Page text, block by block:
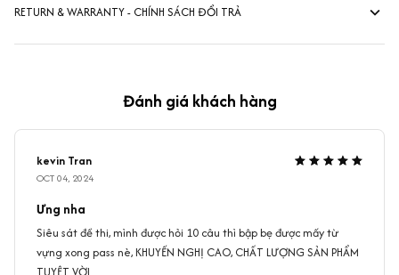
RETURN & WARRANTY - CHÍNH SÁCH ĐỔI TRẢ
Đánh giá khách hàng
kevin Tran
OCT 04, 2024
Ưng nha
Siêu sát đề thi, mình được hỏi 10 câu thì bập bẹ được mấy từ
vựng xong pass nè, KHUYẾN NGHỊ CAO, CHẤT LƯỢNG SẢN PHẨM
TUYỆT VỜI